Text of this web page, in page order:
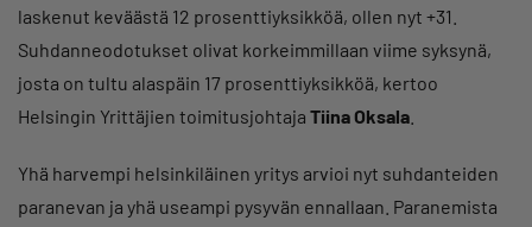
laskenut keväästä 12 prosenttiyksikköä, ollen nyt +31.
Suhdanneodotukset olivat korkeimmillaan viime syksynä,
josta on tultu alaspäin 17 prosenttiyksikköä, kertoo
Helsingin Yrittäjien toimitusjohtaja Tiina Oksala
Yhä harvempi helsinkiläinen yritys arvioi nyt suhdanteiden
paranevan ja yhä useampi pysyvän ennallaan. Paranemista